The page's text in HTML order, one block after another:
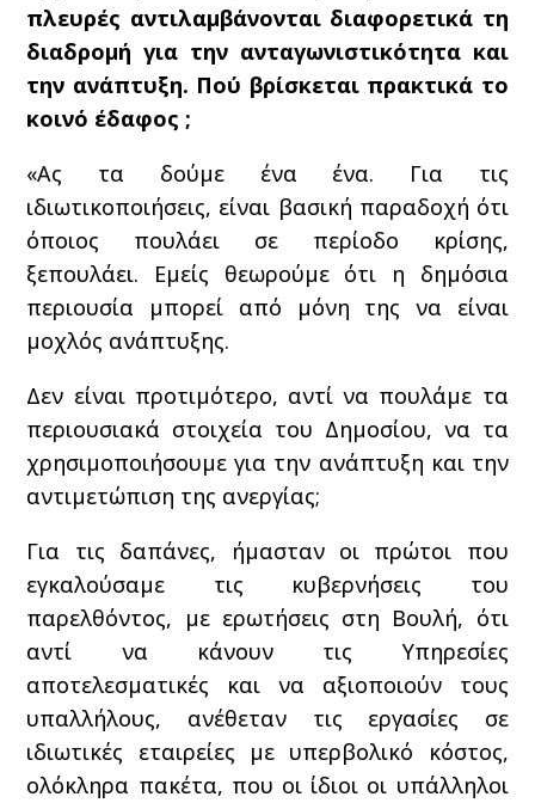
πλευρές αντιλαμβάνονται διαφορετικά τη
διαδρομή για την ανταγωνιστικότητα και
την ανάπτυξη. Πού βρίσκεται πρακτικά το
κοινό έδαφος ;
«Ας τα δούμε ένα ένα. Για τις
ιδιωτικοποιήσεις, είναι βασική παραδοχή ότι
όποιος πουλάει σε περίοδο κρίσης,
ξεπουλάει. Εμείς θεωρούμε ότι η δημόσια
περιουσία μπορεί από μόνη της να είναι
μοχλός ανάπτυξης.
Δεν είναι προτιμότερο, αντί να πουλάμε τα
περιουσιακά στοιχεία του Δημοσίου, να τα
χρησιμοποιήσουμε για την ανάπτυξη και την
αντιμετώπιση της ανεργίας;
Για τις δαπάνες, ήμασταν οι πρώτοι που
εγκαλούσαμε τις κυβερνήσεις του
παρελθόντος, με ερωτήσεις στη Βουλή, ότι
αντί να κάνουν τις Υπηρεσίες
αποτελεσματικές και να αξιοποιούν τους
υπαλλήλους, ανέθεταν τις εργασίες σε
ιδιωτικές εταιρείες με υπερβολικό κόστος,
ολόκληρα πακέτα, που οι ίδιοι οι υπάλληλοι